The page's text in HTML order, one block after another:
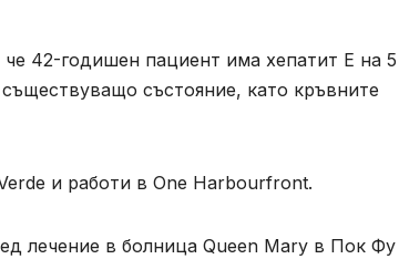
42-годишен пациент има хепатит Е на 5
състояние, като кръвните
и работи в One Harbourfront.
лечение в болница Queen Mary в Пок Фу